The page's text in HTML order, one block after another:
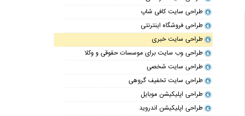
طراحی سایت کافی شاپ
طراحی فروشگاه اینترنتی
طراحی سایت خبری
طراحی وب سایت برای موسسات حقوقی و وکلا
طراحی سایت شخصی
طراحی سایت تخفیف گروهی
طراحی اپلیکیشن موبایل
طراحی اپلیکیشن اندروید